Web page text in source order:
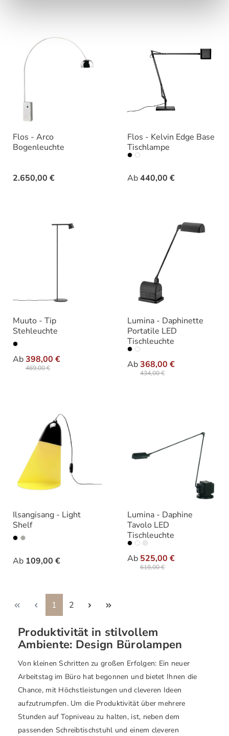
Flos - Arco
Bogenleuchte
2.650,00 €
Flos - Kelvin Edge Base
Tischlampe
Ab440,00 €
Farbe
Muuto - Tip
Stehleuchte
Ab398,00 €
469,00 €
Farbe
Lumina - Daphinette
Portatile LED
Tischleuchte
Ab368,00 €
434,00 €
Farbe
Ilsangisang - Light
Shelf
Ab 109,00 €
Variante
Lumina - Daphine
Tavolo LED
Tischleuchte
Ab 525,00 €
618,00 €
Ausführung
Seite
1 Seite
2
Produktivität in stilvollem
Ambiente: Design Bürolampen
Von kleinen Schritten zu großen Erfolgen: Ein neuer
Arbeitstag im Büro hat begonnen und bietet Ihnen die
Chance, mit Höchstleistungen und cleveren Ideen
aufzutrumpfen. Um die Produktivität über mehrere
Stunden auf Topniveau zu halten, ist, neben dem
passenden Schreibtischstuhl und einem cleveren